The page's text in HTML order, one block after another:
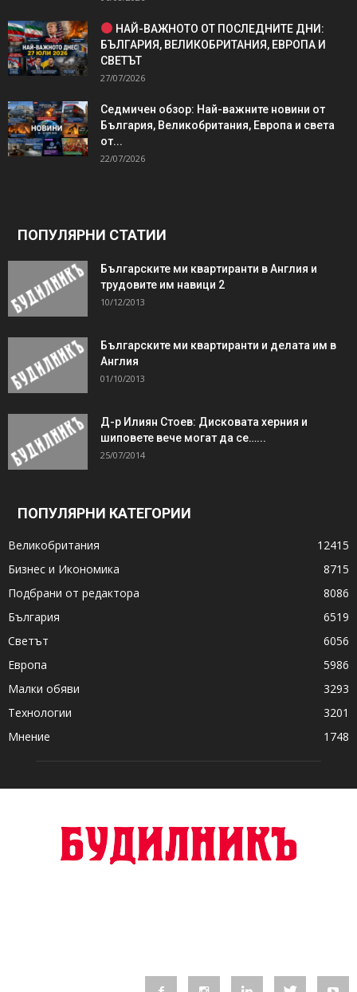
НАЙ-ВАЖНОТО ОТ ПОСЛЕДНИТЕ ДНИ:
БЪЛГАРИЯ, ВЕЛИКОБРИТАНИЯ, ЕВРОПА И
СВЕТЪТ
27/07/2026
Седмичен обзор: Най-важните новини от
България, Великобритания, Европа и света
от...
22/07/2026
ПОПУЛЯРНИ СТАТИИ
Българските ми квартиранти в Англия и
трудовите им навици 2
10/12/2013
Българските ми квартиранти и делата им в
Англия
01/10/2013
Д-р Илиян Стоев: Дисковата херния и
шиповете вече могат да се…...
25/07/2014
ПОПУЛЯРНИ КАТЕГОРИИ
Великобритания
12415
Бизнес и Икономика
8715
Подбрани от редактора
8086
България
6519
Светът
6056
Европа
5986
Малки обяви
3293
Технологии
3201
Мнение
1748